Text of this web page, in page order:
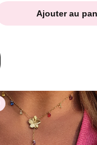
Ajouter au